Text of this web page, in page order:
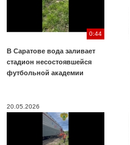
0:44
В Саратове вода заливает
стадион несостоявшейся
футбольной академии
20.05.2026